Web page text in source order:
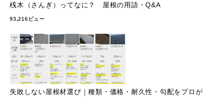
桟木（さんぎ）ってなに？ 屋根の用語・Q&A
93,216ビュー
失敗しない屋根材選び｜種類・価格・耐久性・勾配をプロが